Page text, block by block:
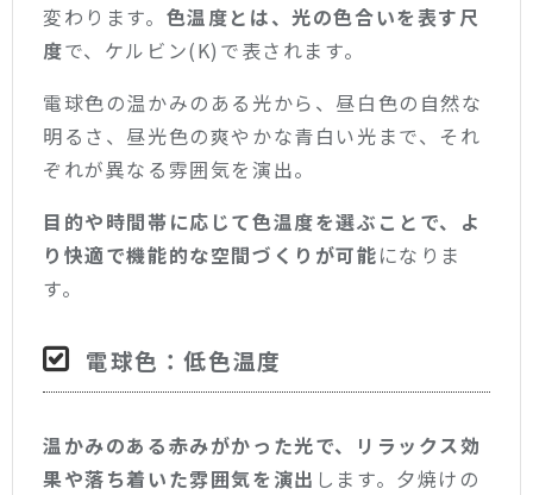
変わります。 色温度とは、光の色合いを表す尺
度で、ケルビン(K)で表されます。
電球色の温かみのある光から、昼白色の自然な
明るさ、昼光色の爽やかな青白い光まで、それ
ぞれが異なる雰囲気を演出。
目的や時間帯に応じて色温度を選ぶことで、よ
り快適で機能的な空間づくりが可能になりま
す。
電球色：低色温度
温かみのある赤みがかった光で、リラックス効
果や落ち着いた雰囲気を演出 します。夕焼けの